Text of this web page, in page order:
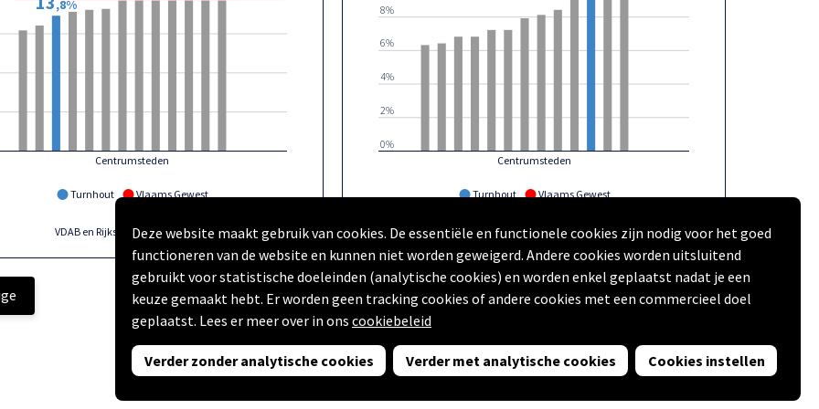
Deze website maakt gebruik van cookies. De essentiële en functionele cookies zijn nodig voor het goed
functioneren van de website en kunnen niet worden geweigerd. Andere cookies worden uitsluitend
gebruikt voor statistische doeleinden (analytische cookies) en worden enkel geplaatst nadat je een
keuze gemaakt hebt. Er worden geen tracking cookies of andere cookies met een commercieel doel
geplaatst. Lees er meer over in ons cookiebeleid
Verder zonder analytische cookies Verder met analytische cookies Cookies instellen
Turnhout Vlaams Gewest
Centrumsteden
,8%
VDAB en Rijksregister | provincies.incijfers.be | 2024
Turnhout Vlaams Gewest
Centrumsteden
0%
2%
4%
6%
8%
VDAB en Rijksregister | provincies.incijfers.be| 2024
Volgende
Powered bySwing Stories
(Privacyverklaring,ToegankelijkheidsverklaringenDisclaimer)